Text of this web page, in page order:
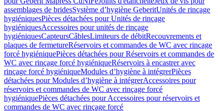
assemblages de bridesSystème d’hygiène GeberitUnités de rinçage
hygiéniquesPièces détachées pour Unités de rinçage
hygiéniquesAccessoires pour unités de rinçage
hygiéniquesCapteursCâblesLimiteurs de débitRecouvrements et
plaques de fermetureRéservoirs et commandes de WC avec rinçage
forcé hygiéniquePièces détachées pour Réservoirs et commandes de
WC avec rinçage forcé hygiéniqueRéservoirs à encastrer avec
rinçage forcé hygiéniqueModules d’hygiène à intégrerPièces
détachées pour Modules d’hygiène à intégrerAccessoires pour
réservoirs et commandes de WC avec rinçage forcé
hygiéniquePièces détachées pour Accessoires pour réservoirs et
commandes de WC avec rinçage forcé